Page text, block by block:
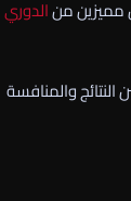
مميزين منالدوري
والمنافسة